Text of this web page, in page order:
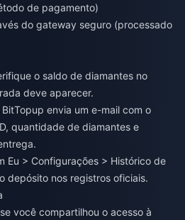
de pagamento)
do gateway seguro (processado
o saldo de diamantes no
deve aparecer.
BitTopup envia um e-mail com o
quantidade de diamantes e
Eu > Configurações > Histórico de
depósito nos registros oficiais.
você compartilhou o acesso à